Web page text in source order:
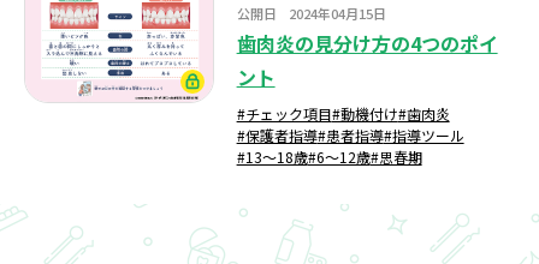
公開日 2024年04月15日
歯肉炎の見分け方の4つのポイ
ント
#チェック項目#動機付け#歯肉炎
#保護者指導#患者指導#指導ツール
#13～18歳#6～12歳#思春期